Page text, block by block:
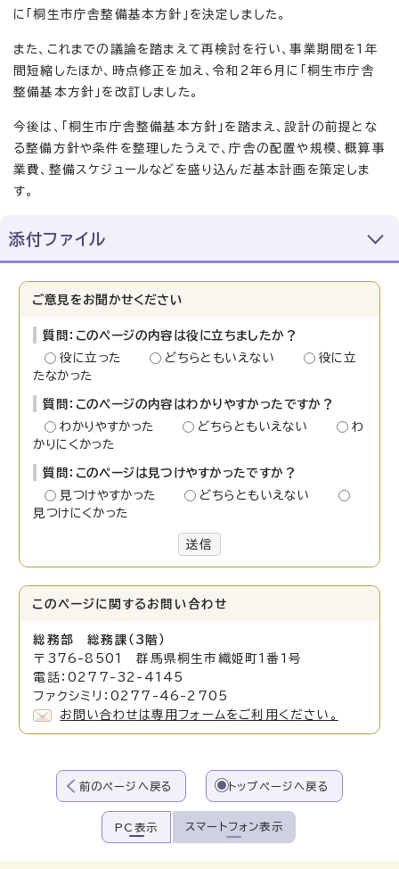
に「桐生市庁舎整備基本方針」を決定しました。
また、これまでの議論を踏まえて再検討を行い、事業期間を1年
間短縮したほか、時点修正を加え、令和2年6月に「桐生市庁舎
整備基本方針」を改訂しました。
今後は、「桐生市庁舎整備基本方針」を踏まえ、設計の前提とな
る整備方針や条件を整理したうえで、庁舎の配置や規模、概算事
業費、整備スケジュールなどを盛り込んだ基本計画を策定しま
す。
添付ファイル
ご意見をお聞かせください
質問：このページの内容は役に立ちましたか？
役に立った
どちらともいえない
役に立
たなかった
質問：このページの内容はわかりやすかったですか？
わかりやすかった
どちらともいえない
わ
かりにくかった
質問：このページは見つけやすかったですか？
見つけやすかった
どちらともいえない
見つけにくかった
送信
このページに関する お問い合わせ
総務部 総務課（3階）
〒376-8501 群馬県桐生市織姫町1番1号
電話：0277-32-4145
ファクシミリ：0277-46-2705
お問い合わせは専用フォームをご利用ください。
前のページへ戻る トップページへ戻る
PC表示 スマートフォン表示